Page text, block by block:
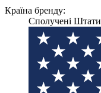
Країна бренду:
Сполучені Штати